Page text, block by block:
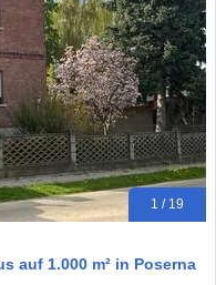
1 / 19
auf 1.000 m² in Poserna